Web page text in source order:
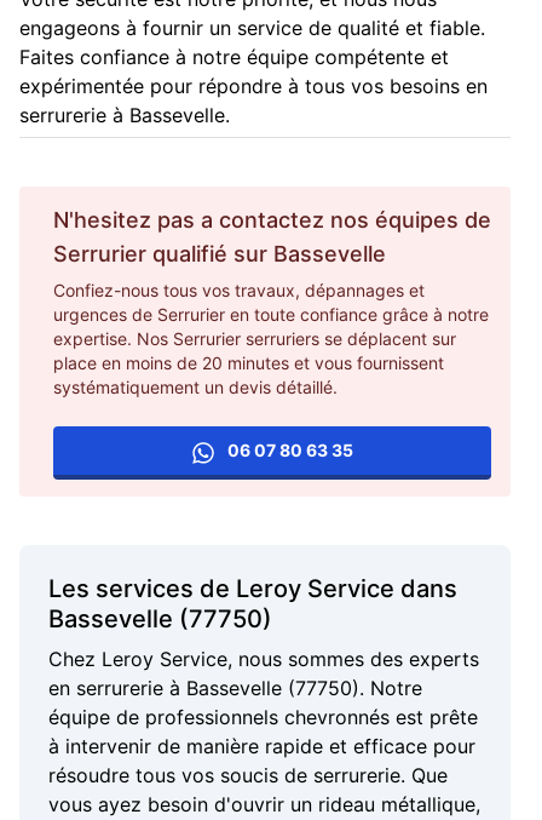
engageons à fournir un service de qualité et fiable.
Faites confiance à notre équipe compétente et
expérimentée pour répondre à tous vos besoins en
serrurerie à Bassevelle.
N'hesitez pas a contactez nos équipes de
Serrurier qualifié sur Bassevelle
Confiez-nous tous vos travaux, dépannages et
urgences de Serrurier en toute confiance grâce à notre
expertise. Nos Serrurier serruriers se déplacent sur
place en moins de 20 minutes et vous fournissent
systématiquement un devis détaillé.
06 07 80 63 35
Les services de Leroy Service dans
Bassevelle (77750)
Chez Leroy Service, nous sommes des experts
en serrurerie à Bassevelle (77750). Notre
équipe de professionnels chevronnés est prête
à intervenir de manière rapide et efficace pour
résoudre tous vos soucis de serrurerie. Que
vous ayez besoin d'ouvrir un rideau métallique,